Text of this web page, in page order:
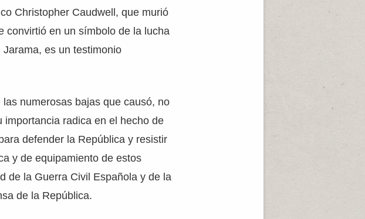
Christopher Caudwell, que murió
convirtió en un símbolo de la lucha
es un testimonio
numerosas bajas que causó, no
importancia radica en el hecho de
defender la República y resistir
y de equipamiento de estos
de la Guerra Civil Española y de la
de la República.